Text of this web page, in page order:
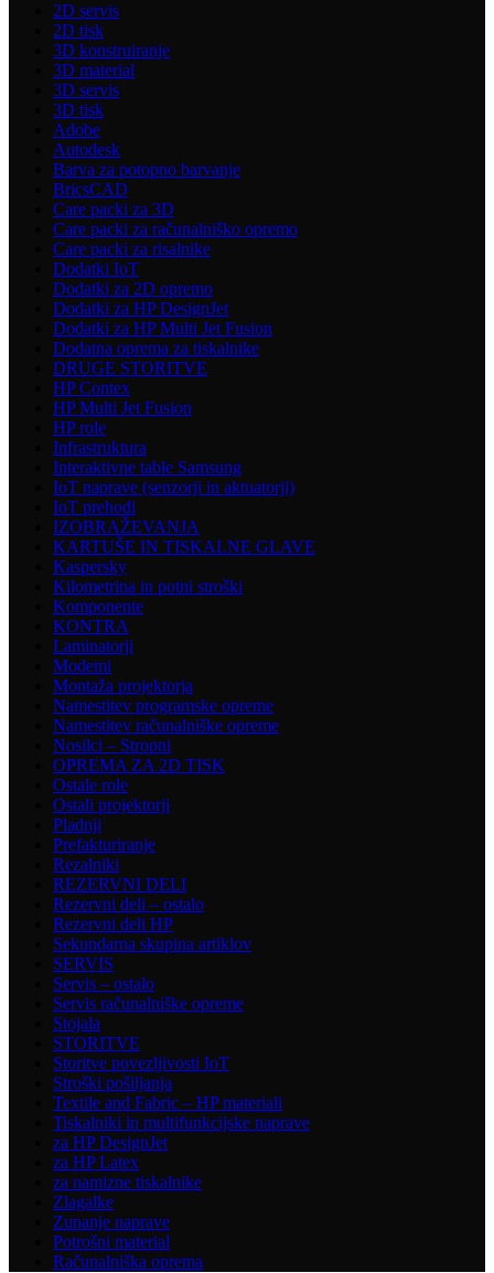
2D servis
2D tisk
3D konstruiranje
3D material
3D servis
3D tisk
Adobe
Autodesk
Barva za potopno barvanje
BricsCAD
Care packi za 3D
Care packi za računalniško opremo
Care packi za risalnike
Dodatki IoT
Dodatki za 2D opremo
Dodatki za HP DesignJet
Dodatki za HP Multi Jet Fusion
Dodatna oprema za tiskalnike
DRUGE STORITVE
HP Contex
HP Multi Jet Fusion
HP role
Infrastruktura
Interaktivne table Samsung
IoT naprave (senzorji in aktuatorji)
IoT prehodi
IZOBRAŽEVANJA
KARTUŠE IN TISKALNE GLAVE
Kaspersky
Kilometrina in potni stroški
Komponente
KONTRA
Laminatorji
Modemi
Montaža projektorja
Namestitev programske opreme
Namestitev računalniške opreme
Nosilci – Stropni
OPREMA ZA 2D TISK
Ostale role
Ostali projektorji
Pladnji
Prefakturiranje
Rezalniki
REZERVNI DELI
Rezervni deli – ostalo
Rezervni deli HP
Sekundarna skupina artiklov
SERVIS
Servis – ostalo
Servis računalniške opreme
Stojala
STORITVE
Storitve povezljivosti IoT
Stroški pošiljanja
Textile and Fabric – HP materiali
Tiskalniki in multifunkcijske naprave
za HP DesignJet
za HP Latex
za namizne tiskalnike
Zlagalke
Zunanje naprave
Potrošni material
Računalniška oprema